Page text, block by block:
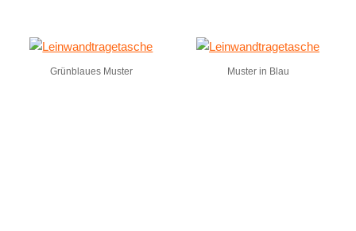
Grünblaues Muster Muster in Blau